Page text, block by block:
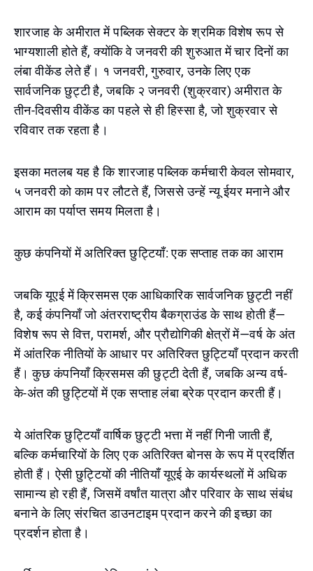
शारजाह के अमीरात में पब्लिक सेक्टर के श्रमिक विशेष रूप से
भाग्यशाली होते हैं, क्योंकि वे जनवरी की शुरुआत में चार दिनों का
लंबा वीकेंड लेते हैं। १ जनवरी, गुरुवार, उनके लिए एक
सार्वजनिक छुट्टी है, जबकि २ जनवरी (शुक्रवार) अमीरात के
तीन-दिवसीय वीकेंड का पहले से ही हिस्सा है, जो शुक्रवार से
रविवार तक रहता है।
इसका मतलब यह है कि शारजाह पब्लिक कर्मचारी केवल सोमवार,
५ जनवरी को काम पर लौटते हैं, जिससे उन्हें न्यू ईयर मनाने और
आराम का पर्याप्त समय मिलता है।
कुछ कंपनियों में अतिरिक्त छुट्टियाँ: एक सप्ताह तक का आराम
जबकि यूएई में क्रिसमस एक आधिकारिक सार्वजनिक छुट्टी नहीं
है, कई कंपनियाँ जो अंतरराष्ट्रीय बैकग्राउंड के साथ होती हैं—
विशेष रूप से वित्त, परामर्श, और प्रौद्योगिकी क्षेत्रों में—वर्ष के अंत
में आंतरिक नीतियों के आधार पर अतिरिक्त छुट्टियाँ प्रदान करती
हैं। कुछ कंपनियाँ क्रिसमस की छुट्टी देती हैं, जबकि अन्य वर्ष-
के-अंत की छुट्टियों में एक सप्ताह लंबा ब्रेक प्रदान करती हैं।
ये आंतरिक छुट्टियाँ वार्षिक छुट्टी भत्ता में नहीं गिनी जाती हैं,
बल्कि कर्मचारियों के लिए एक अतिरिक्त बोनस के रूप में प्रदर्शित
होती हैं। ऐसी छुट्टियों की नीतियाँ यूएई के कार्यस्थलों में अधिक
सामान्य हो रही हैं, जिसमें वर्षांत यात्रा और परिवार के साथ संबंध
बनाने के लिए संरचित डाउनटाइम प्रदान करने की इच्छा का
प्रदर्शन होता है।